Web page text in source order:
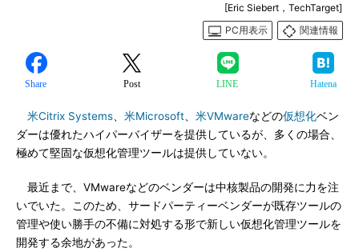
[Eric Siebert，TechTarget]
PC用表示
関連情報
Share Post LINE Hatena
米Citrix Systems 米Microsoft 米VMwareなどの仮想化ベン
ダーは優れたハイパーバイザーを提供しているが、多くの場合、
極めて堅固な仮想化管理ツールは提供していない。
最近まで、VMwareなどのベンダーは中核製品の開発に力を注
いでいた。このため、サードパーティーベンダーが既存ツールの
管理や使い勝手の不備に対処する形で新しい仮想化管理ツールを
開発する余地があった。